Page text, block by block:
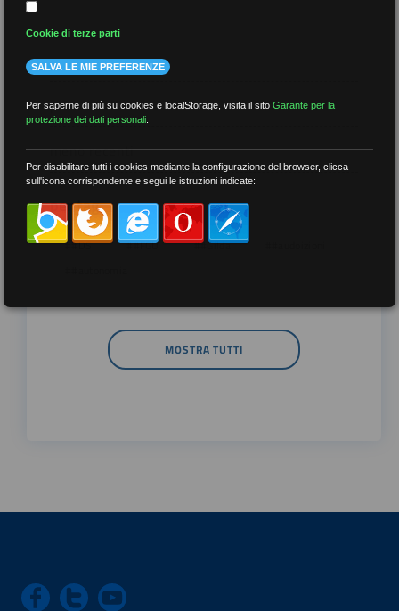
più recenti
meno recenti
per tag
##DS ##FGU ##Gilda
MOSTRA TUTTI
Cookie di terze parti
SALVA LE MIE PREFERENZE
Per saperne di più su cookies e localStorage, visita il sitoGarante per la
protezione dei dati personali
Per disabilitare tutti i cookies mediante la configurazione del browser, clicca
sull'icona corrispondente e segui le istruzioni indicate: